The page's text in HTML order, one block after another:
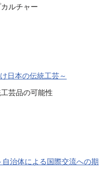
ルチャー
日本の伝統工芸～
芸品の可能性
治体による国際交流への期